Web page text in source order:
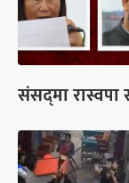
संसद्‍मा